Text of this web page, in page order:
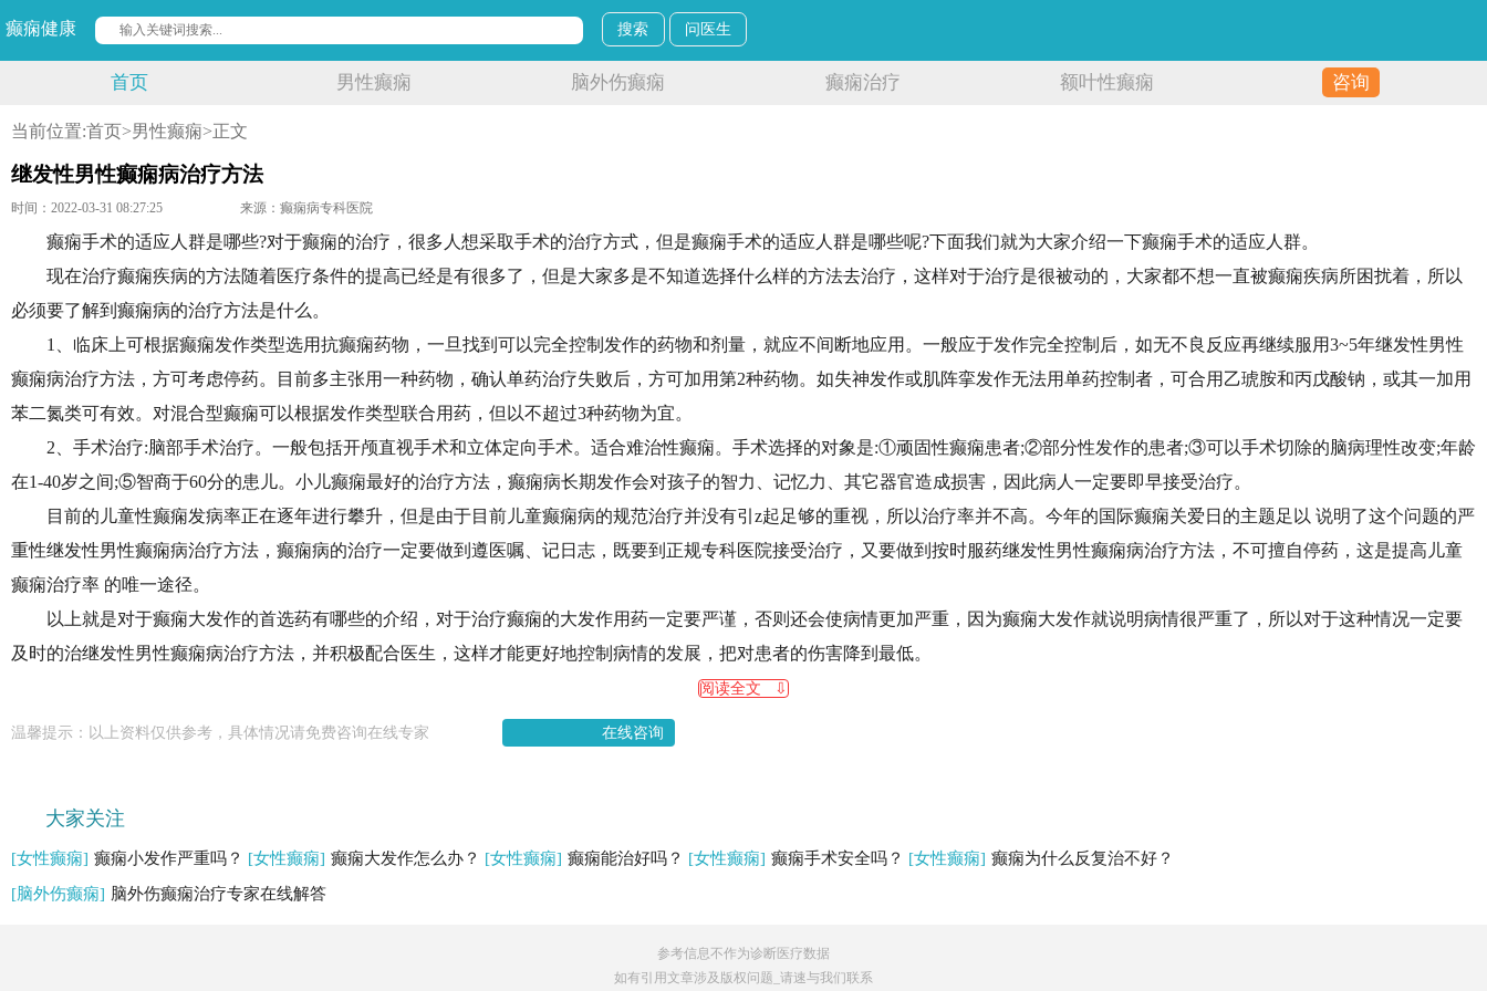
癫痫健康 搜索 问医生
首页 男性癫痫 脑外伤癫痫 癫痫治疗 额叶性癫痫 咨询
当前位置:首页>男性癫痫>正文
继发性男性癫痫病治疗方法
时间：2022-03-31 08:27:25 来源：癫痫病专科医院
癫痫手术的适应人群是哪些?对于癫痫的治疗，很多人想采取手术的治疗方式，但是癫痫手术的适应人群是哪些呢?下面我们就为大家介绍一下癫痫手术的适应人群。
现在治疗癫痫疾病的方法随着医疗条件的提高已经是有很多了，但是大家多是不知道选择什么样的方法去治疗，这样对于治疗是很被动的，大家都不想一直被癫痫疾病所困扰着，所以
必须要了解到癫痫病的治疗方法是什么。
1、临床上可根据癫痫发作类型选用抗癫痫药物，一旦找到可以完全控制发作的药物和剂量，就应不间断地应用。一般应于发作完全控制后，如无不良反应再继续服用3~5年继发性男性
癫痫病治疗方法，方可考虑停药。目前多主张用一种药物，确认单药治疗失败后，方可加用第2种药物。如失神发作或肌阵挛发作无法用单药控制者，可合用乙琥胺和丙戊酸钠，或其一加用
苯二氮类可有效。对混合型癫痫可以根据发作类型联合用药，但以不超过3种药物为宜。
2、手术治疗:脑部手术治疗。一般包括开颅直视手术和立体定向手术。适合难治性癫痫。手术选择的对象是:①顽固性癫痫患者;②部分性发作的患者;③可以手术切除的脑病理性改变;年龄
在1-40岁之间;⑤智商于60分的患儿。小儿癫痫最好的治疗方法，癫痫病长期发作会对孩子的智力、记忆力、其它器官造成损害，因此病人一定要即早接受治疗。
目前的儿童性癫痫发病率正在逐年进行攀升，但是由于目前儿童癫痫病的规范治疗并没有引z起足够的重视，所以治疗率并不高。今年的国际癫痫关爱日的主题足以 说明了这个问题的严
重性继发性男性癫痫病治疗方法，癫痫病的治疗一定要做到遵医嘱、记日志，既要到正规专科医院接受治疗，又要做到按时服药继发性男性癫痫病治疗方法，不可擅自停药，这是提高儿童
癫痫治疗率 的唯一途径。
以上就是对于癫痫大发作的首选药有哪些的介绍，对于治疗癫痫的大发作用药一定要严谨，否则还会使病情更加严重，因为癫痫大发作就说明病情很严重了，所以对于这种情况一定要
及时的治继发性男性癫痫病治疗方法，并积极配合医生，这样才能更好地控制病情的发展，把对患者的伤害降到最低。
阅读全文 ⇩
温馨提示：以上资料仅供参考，具体情况请免费咨询在线专家 在线咨询
大家关注
[女性癫痫] 癫痫小发作严重吗？ [女性癫痫] 癫痫大发作怎么办？ [女性癫痫] 癫痫能治好吗？ [女性癫痫] 癫痫手术安全吗？ [女性癫痫] 癫痫为什么反复治不好？
[脑外伤癫痫] 脑外伤癫痫治疗专家在线解答
参考信息不作为诊断医疗数据
如有引用文章涉及版权问题_请速与我们联系